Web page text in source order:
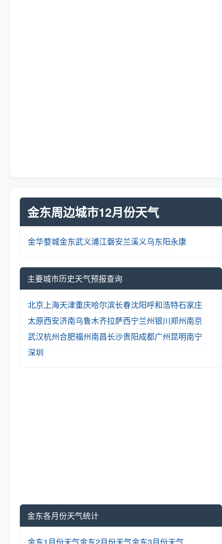
金东周边城市12月份天气
金华婺城金东武义浦江磐安兰溪义乌东阳永康
主要城市历史天气预报查询
北京 上海天津重庆哈尔滨长春沈阳呼和浩特石家庄
太原西安济南乌鲁木齐拉萨西宁兰州银川郑州南京
武汉杭州合肥福州南昌长沙贵阳成都广州昆明南宁
深圳
金东各月份天气统计
金东1月份天气金东2月份天气金东3月份天气